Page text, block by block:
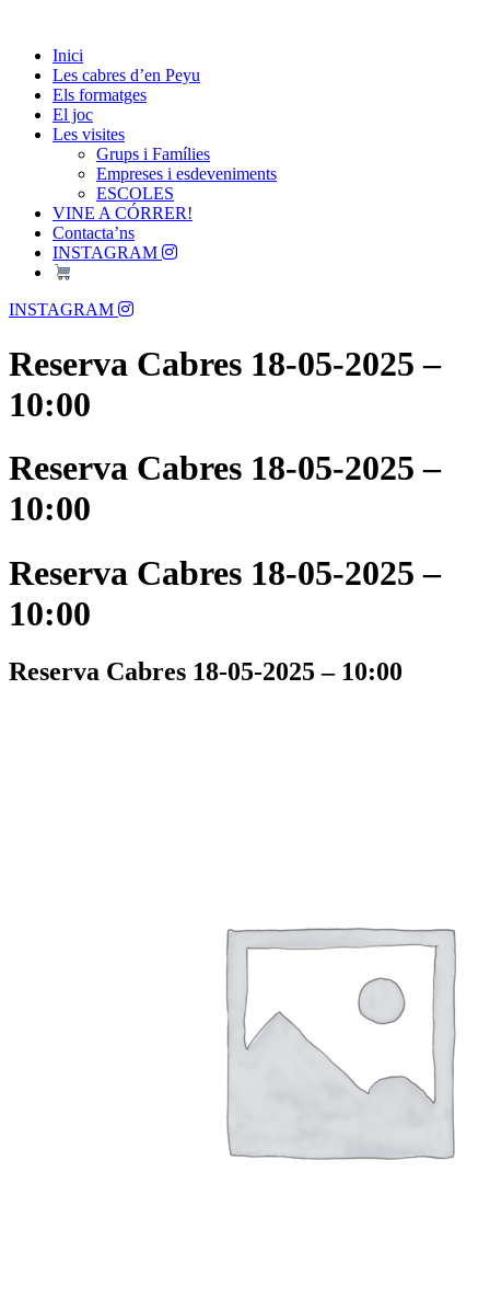
content
Les Cabres d'en Peyu
Inici
Les cabres d’en Peyu
Els formatges
El joc
Les visites
Grups i Famílies
Empreses i esdeveniments
ESCOLES
VINE A CÓRRER!
Contacta’ns
INSTAGRAM
Menu
INSTAGRAM
Reserva Cabres 18-05-2025 –
10:00
Reserva Cabres 18-05-2025 –
10:00
Reserva Cabres 18-05-2025 –
10:00
Reserva Cabres 18-05-2025 – 10:00